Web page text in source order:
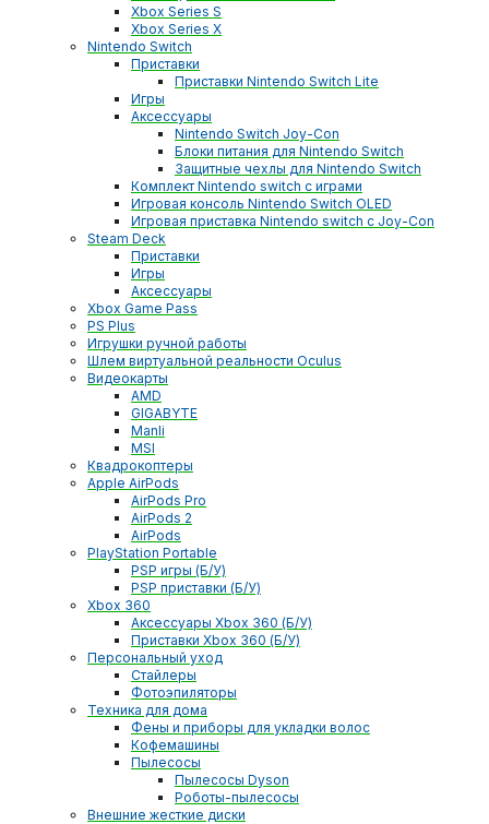
Xbox Series S
Xbox Series X
Nintendo Switch
Приставки
Приставки Nintendo Switch Lite
Игры
Аксессуары
Nintendo Switch Joy-Con
Блоки питания для Nintendo Switch
Защитные чехлы для Nintendo Switch
Комплект Nintendo switch с играми
Игровая консоль Nintendo Switch OLED
Игровая приставка Nintendo switch с Joy-Con
Steam Deck
Приставки
Игры
Аксессуары
Xbox Game Pass
PS Plus
Игрушки ручной работы
Шлем виртуальной реальности Oculus
Видеокарты
AMD
GIGABYTE
Manli
MSI
Квадрокоптеры
Apple AirPods
AirPods Pro
AirPods 2
AirPods
PlayStation Portable
PSP игры (Б/У)
PSP приставки (Б/У)
Xbox 360
Аксессуары Xbox 360 (Б/У)
Приставки Xbox 360 (Б/У)
Персональный уход
Стайлеры
Фотоэпиляторы
Техника для дома
Фены и приборы для укладки волос
Кофемашины
Пылесосы
Пылесосы Dyson
Роботы-пылесосы
Внешние жесткие диски